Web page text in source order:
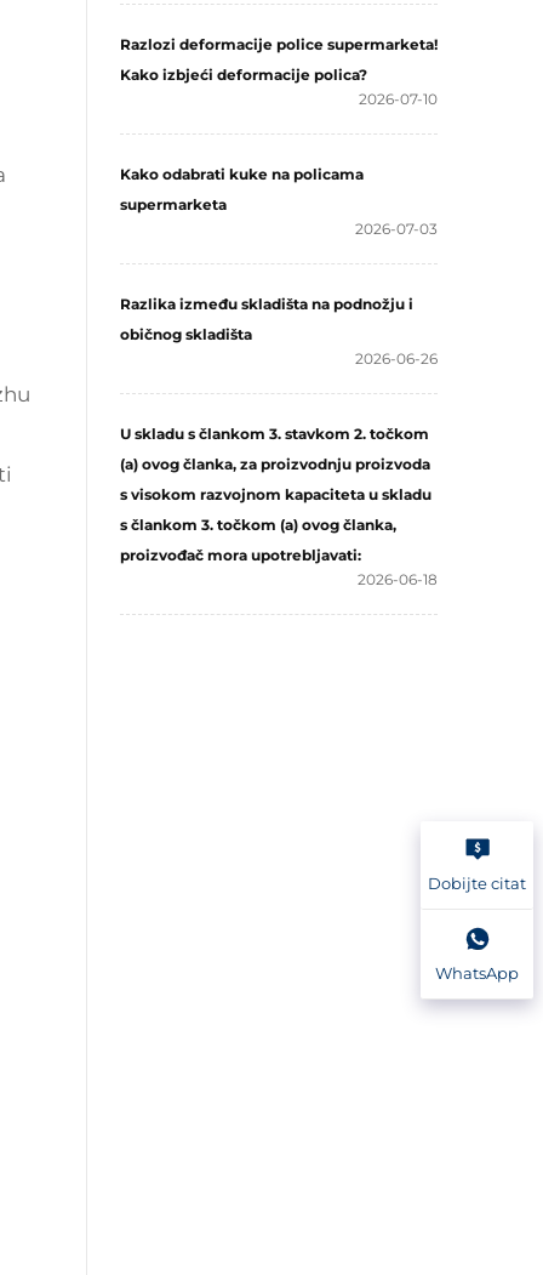
Razlozi deformacije police supermarketa!
Kako izbjeći deformacije polica?
2026-07-10
Kako odabrati kuke na policama
supermarketa
2026-07-03
Razlika između skladišta na podnožju i
običnog skladišta
2026-06-26
U skladu s člankom 3. stavkom 2. točkom
(a) ovog članka, za proizvodnju proizvoda
s visokom razvojnom kapaciteta u skladu
s člankom 3. točkom (a) ovog članka,
proizvođač mora upotrebljavati:
2026-06-18
Dobijte citat
WhatsApp